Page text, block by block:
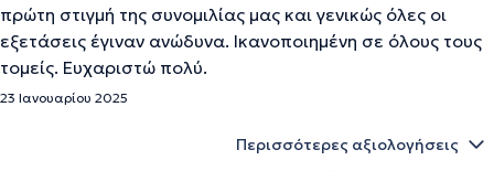
πρώτη στιγμή της συνομιλίας μας και γενικώς όλες οι
εξετάσεις έγιναν ανώδυνα. Ικανοποιημένη σε όλους τους
τομείς. Ευχαριστώ πολύ.
23 Ιανουαρίου 2025
Περισσότερες αξιολογήσεις